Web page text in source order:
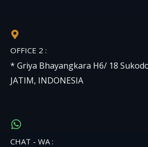
OFFICE 2 :
* Griya Bhayangkara H6/ 18
JATIM, INDONESIA
CHAT - WA :